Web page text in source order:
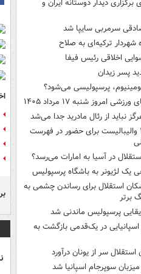
برگزاری دیدار دوستانه ایران و
سرمربی سایپا شد
شهردار ترکیه‌ای به صلاح
اخلاقی رئیس فیفا
پسر زیدان
پرسپولیسی می‌شود؟
امروز ‌شنبه ۱۷ مرداد ۱۴۰۵
نباید از رئال مادرید جدا می‌شد
رقابت ۲۸ والیبالیست برای حضور در فهرست
در آسیا به امارات می‌رسد؟
یک لژیونر به باشگاه پرسپولیس
استقلال برای رساندن چشمی به
برتر
پرسپولیس ماندنی شد
اسپانیایی در یک‌قدمی بازگشت به
استقلال سر از یونان درآورد
سوپرجام اسپانیا شد